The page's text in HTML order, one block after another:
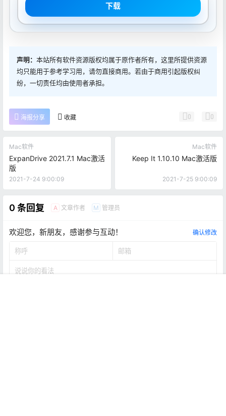
下载
声明： 本站所有软件资源版权均属于原作者所有，这里所提供资源
均只能用于参考学习用，请勿直接商用。若由于商用引起版权纠
纷，一切责任均由使用者承担。
海报分享 收藏 0 0
Mac软件
ExpanDrive 2021.7.1 Mac激活
版
2021-7-24 9:00:09
Mac软件
Keep It 1.10.10 Mac激活版
2021-7-25 9:00:09
0 条回复 A 文章作者 M 管理员
欢迎您，新朋友，感谢参与互动！ 确认修改